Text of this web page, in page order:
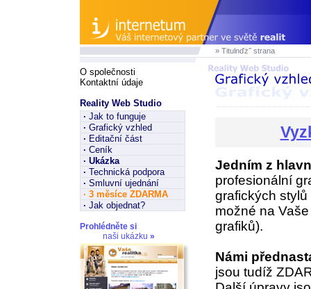
» Titulnďż˝ strana
O společnosti
Kontaktní údaje
Reality Web Studio
· Jak to funguje
· Grafický vzhled
· Editační část
· Ceník
· Ukázka
· Technická podpora
· Smluvní ujednání
· 3 měsíce ZDARMA
· Jak objednat?
Prohlédněte si
naši ukázku »
Jedním z
profesionální
grafických
možné na
grafiků).
Námi
jsou tudíž